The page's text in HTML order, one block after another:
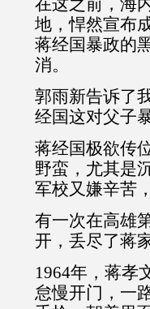
在这之前，海
地，悍然宣布
蒋经国暴政的
消。
郭雨新告诉了
经国这对父子
蒋经国极欲传
野蛮，尤其是
军校又嫌辛苦
有一次在高雄
开，丢尽了蒋
1964年，蒋孝
怠慢开门，一